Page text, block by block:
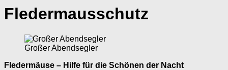
Fledermausschutz
Großer Abendsegler
Fledermäuse – Hilfe für die Schönen der Nacht